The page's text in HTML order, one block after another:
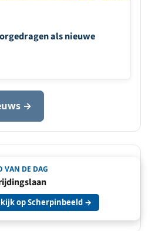
als nieuwe
→
VAN DE DAG
op Scherpinbeeld →